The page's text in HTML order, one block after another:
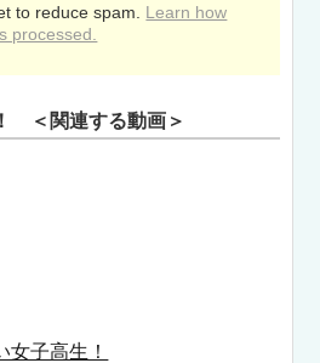
to reduce spam. Learn how
processed.
＜関連する動画＞
女子高生！